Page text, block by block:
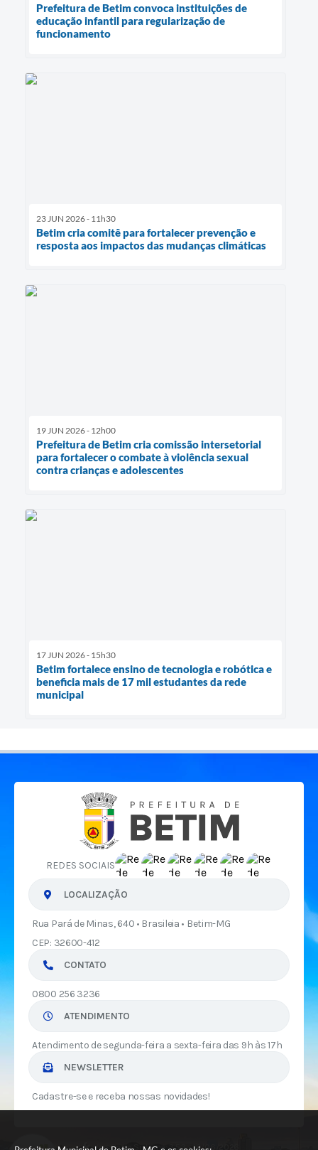
Prefeitura de Betim convoca instituições de
educação infantil para regularização de
funcionamento
23 JUN 2026 - 11h30
Betim cria comitê para fortalecer prevenção e
resposta aos impactos das mudanças climáticas
19 JUN 2026 - 12h00
Prefeitura de Betim cria comissão intersetorial
para fortalecer o combate à violência sexual
contra crianças e adolescentes
17 JUN 2026 - 15h30
Betim fortalece ensino de tecnologia e robótica e
beneficia mais de 17 mil estudantes da rede
municipal
REDES SOCIAIS
LOCALIZAÇÃO
Rua Pará de Minas, 640 • Brasileia • Betim-MG
CEP: 32600-412
CONTATO
0800 256 3236
ATENDIMENTO
Atendimento de segunda-feira a sexta-feira das 9h às 17h
NEWSLETTER
Cadastre-se e receba nossas novidades!
Versão do Sistema:3.5.3 - 19/06/2026